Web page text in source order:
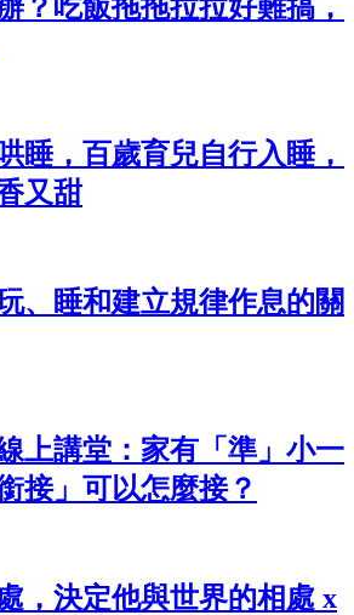
？吃飯拖拖拉拉好難搞，
睡，百歲育兒自行入睡，
又甜
、睡和建立規律作息的關
上講堂：家有「準」小一
接」可以怎麼接？
，決定他與世界的相處 x